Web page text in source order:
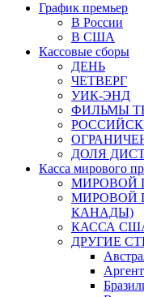
График премьер
В России
В США
Кассовые сборы
ДЕНЬ
ЧЕТВЕРГ
УИК-ЭНД
ФИЛЬМЫ
ДОЛЯ
Касса мирового
МИРОВОЙ
МИРОВОЙ
КАНАДЫ)
КАССА
ДРУГИЕ